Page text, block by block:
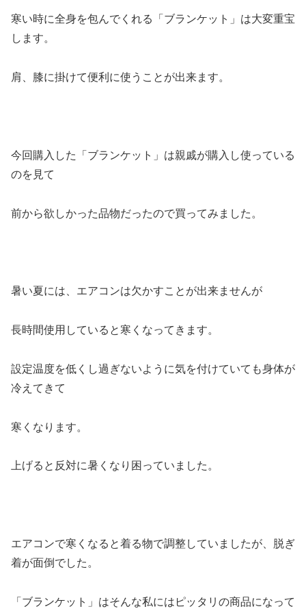
寒い時に全身を包んでくれる「ブランケット」は大変重宝
します。
肩、膝に掛けて便利に使うことが出来ます。
今回購入した「ブランケット」は親戚が購入し使っている
のを見て
前から欲しかった品物だったので買ってみました。
暑い夏には、エアコンは欠かすことが出来ませんが
長時間使用していると寒くなってきます。
設定温度を低くし過ぎないように気を付けていても身体が
冷えてきて
寒くなります。
上げると反対に暑くなり困っていました。
エアコンで寒くなると着る物で調整していましたが、脱ぎ
着が面倒でした。
「ブランケット」はそんな私にはピッタリの商品になって